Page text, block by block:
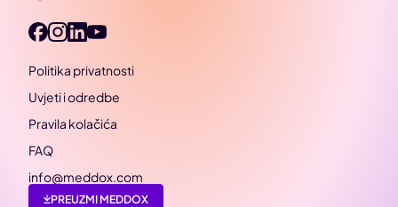
Politika privatnosti
Uvjeti i odredbe
Pravila kolačića
FAQ
info@meddox.com
PREUZMI MEDDOX